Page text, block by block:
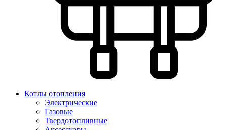
Котлы отопления
Электрические
Газовые
Твердотопливные